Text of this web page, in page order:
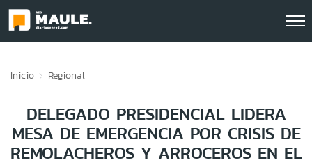
Inicio Regional
DELEGADO PRESIDENCIAL LIDERA
MESA DE EMERGENCIA POR CRISIS DE
REMOLACHEROS Y ARROCEROS EN EL